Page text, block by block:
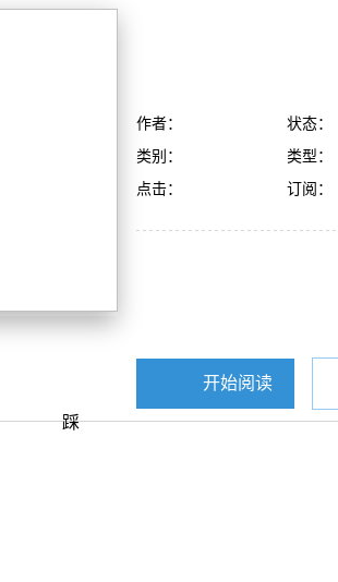
踩
作者：
状态：
类别：
类型：
点击：
订阅：
开始阅读